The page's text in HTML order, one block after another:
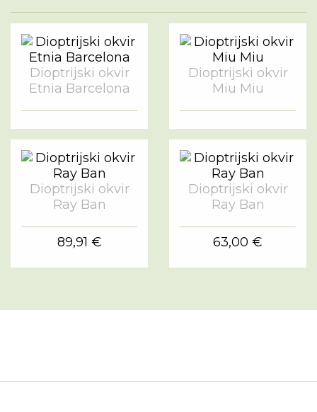
Dioptrijski okvir
Etnia Barcelona
Dioptrijski okvir
Miu Miu
Dioptrijski okvir
Ray Ban
89,91 €
Dioptrijski okvir
Ray Ban
63,00 €